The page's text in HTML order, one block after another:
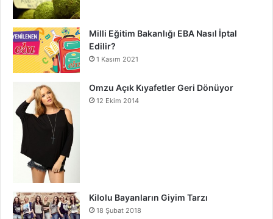
Milli Eğitim Bakanlığı EBA Nasıl İptal
Edilir?
1 Kasım 2021
Omzu Açık Kıyafetler Geri Dönüyor
12 Ekim 2014
Kilolu Bayanların Giyim Tarzı
18 Şubat 2018